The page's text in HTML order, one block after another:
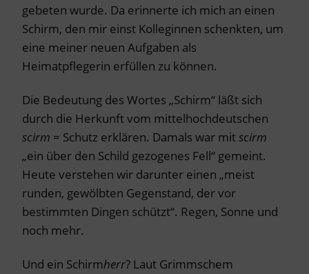
gebeten wurde. Da erinnerte ich mich an einen
Schirm, den mir einst Kolleginnen schenkten, um
eine meiner neuen Aufgaben als
Heimatpflegerin erfüllen zu können.
Die Bedeutung des Wortes „Schirm“ läßt sich
durch die Herkunft vom mittelhochdeutschen
scirm = Schutz erklären. Damals war mitscirm
„ein über den Schild gezogenes Fell“ gemeint.
Heute verstehen wir darunter einen „meist
runden, gewölbten Gegenstand, der vor
bestimmten Dingen schützt“. Regen, Sonne und
noch mehr.
Und ein Schirmherr? Laut Grimmschem